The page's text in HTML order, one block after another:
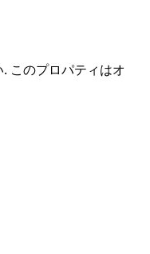
このプロパティはオ